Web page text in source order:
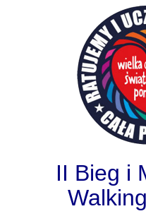
II Bieg i